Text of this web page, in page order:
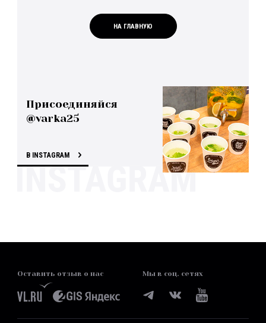
НА ГЛАВНУЮ
Присоединяйся
@varka25
В INSTAGRAM
Оставить отзыв о нас Мы в соц. сетях